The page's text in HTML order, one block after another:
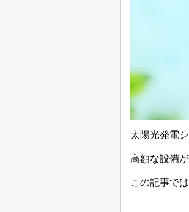
太陽光発電
高額な設備
この記事で